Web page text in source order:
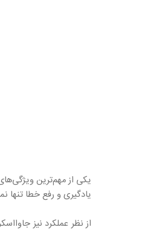
یکی از مهم‌ترین
یادگیری و رفع خطا تنها